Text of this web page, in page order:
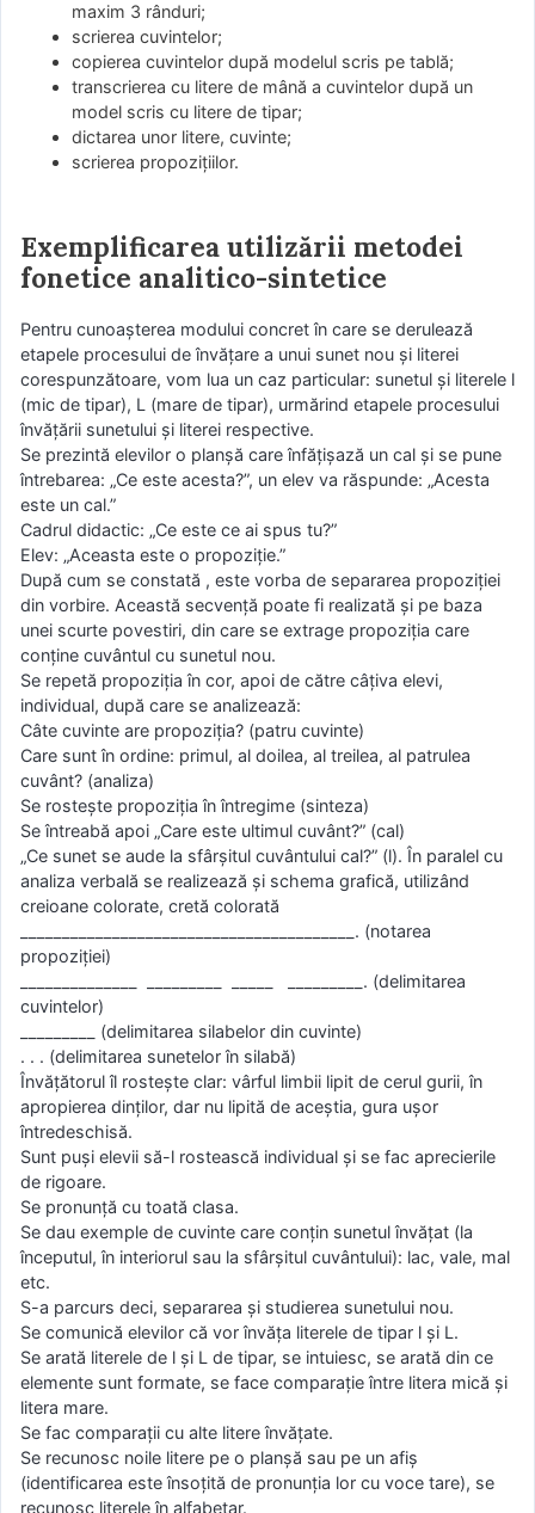
maxim 3 rânduri;
scrierea cuvintelor;
copierea cuvintelor după modelul scris pe tablă;
transcrierea cu litere de mână a cuvintelor după un
model scris cu litere de tipar;
dictarea unor litere, cuvinte;
scrierea propoziţiilor.
Exemplificarea utilizării metodei
fonetice analitico-sintetice
Pentru cunoaşterea modului concret în care se derulează
etapele procesului de învăţare a unui sunet nou şi literei
corespunzătoare, vom lua un caz particular: sunetul şi literele l
(mic de tipar), L (mare de tipar), urmărind etapele procesului
învăţării sunetului şi literei respective.
Se prezintă elevilor o planşă care înfăţişază un cal şi se pune
întrebarea: „Ce este acesta?”, un elev va răspunde: „Acesta
este un cal.”
Cadrul didactic: „Ce este ce ai spus tu?”
Elev: „Aceasta este o propoziţie.”
După cum se constată , este vorba de separarea propoziţiei
din vorbire. Această secvenţă poate fi realizată şi pe baza
unei scurte povestiri, din care se extrage propoziţia care
conţine cuvântul cu sunetul nou.
Se repetă propoziţia în cor, apoi de către câţiva elevi,
individual, după care se analizează:
Câte cuvinte are propoziţia? (patru cuvinte)
Care sunt în ordine: primul, al doilea, al treilea, al patrulea
cuvânt? (analiza)
Se rosteşte propoziţia în întregime (sinteza)
Se întreabă apoi „Care este ultimul cuvânt?” (cal)
„Ce sunet se aude la sfârşitul cuvântului cal?” (l). În paralel cu
analiza verbală se realizează şi schema grafică, utilizând
creioane colorate, cretă colorată
________________________________________. (notarea
propoziţiei)
______________ _________ _____ _________. (delimitarea
cuvintelor)
_________ (delimitarea silabelor din cuvinte)
. . . (delimitarea sunetelor în silabă)
Învăţătorul îl rosteşte clar: vârful limbii lipit de cerul gurii, în
apropierea dinţilor, dar nu lipită de aceştia, gura uşor
întredeschisă.
Sunt puşi elevii să-l rostească individual şi se fac aprecierile
de rigoare.
Se pronunţă cu toată clasa.
Se dau exemple de cuvinte care conţin sunetul învăţat (la
începutul, în interiorul sau la sfârşitul cuvântului): lac, vale, mal
etc.
S-a parcurs deci, separarea şi studierea sunetului nou.
Se comunică elevilor că vor învăţa literele de tipar l şi L.
Se arată literele de l şi L de tipar, se intuiesc, se arată din ce
elemente sunt formate, se face comparaţie între litera mică şi
litera mare.
Se fac comparaţii cu alte litere învăţate.
Se recunosc noile litere pe o planşă sau pe un afiş
(identificarea este însoţită de pronunţia lor cu voce tare), se
recunosc literele în alfabetar.